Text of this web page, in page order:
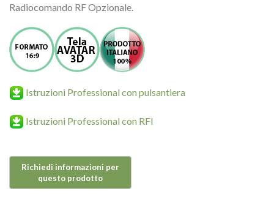
Radiocomando RF Opzionale.
Istruzioni Professional con pulsantiera
Istruzioni Professional con RFI